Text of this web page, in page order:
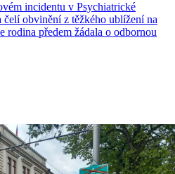
incidentu v Psychiatrické
obvinění z těžkého ublížení na
rodina předem žádala o odbornou